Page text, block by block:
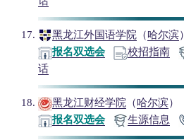
黑龙江外国语学院 （哈尔滨
报名双选会
校招指南
话
黑龙江财经学院 （哈尔滨）
报名双选会
生源信息